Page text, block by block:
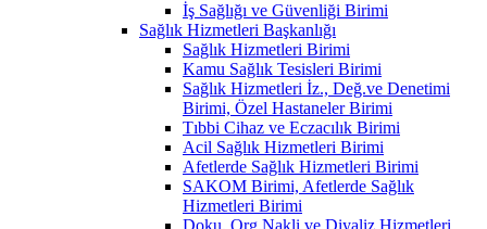
İş Sağlığı ve Güvenliği Birimi
Sağlık Hizmetleri Başkanlığı
Sağlık Hizmetleri Birimi
Kamu Sağlık Tesisleri Birimi
Sağlık Hizmetleri İz., Değ.ve Denetimi
Birimi, Özel Hastaneler Birimi
Tıbbi Cihaz ve Eczacılık Birimi
Acil Sağlık Hizmetleri Birimi
Afetlerde Sağlık Hizmetleri Birimi
SAKOM Birimi, Afetlerde Sağlık
Hizmetleri Birimi
Doku, Org.Nakli ve Diyaliz Hizmetleri